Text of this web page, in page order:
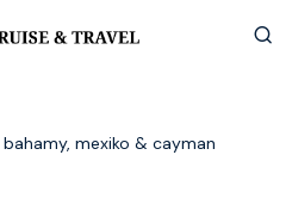
mexiko & cayman